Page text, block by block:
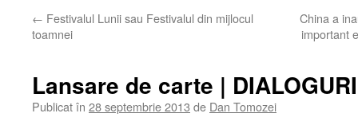
← Festivalul Lunii sau Festivalul din mijlocul
toamnei
China a
important
Lansare de carte |
Publicat în 28 septembrie 2013 de Dan Tomozei